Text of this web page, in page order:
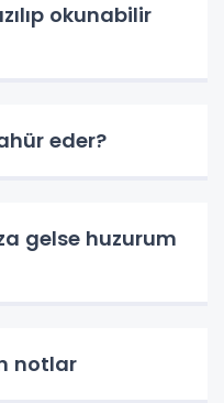
okunabilir
eder?
gelse huzurum
notlar